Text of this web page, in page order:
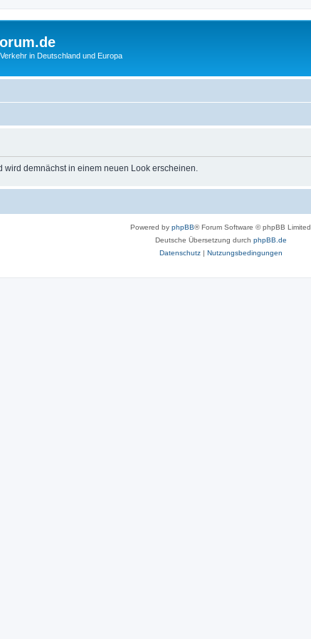
in Deutschland und Europa
demnächst in einem neuen Look erscheinen.
Powered by phpBB® Forum Software © phpBB Limited
Deutsche Übersetzung durch phpBB.de
Datenschutz| Nutzungsbedingungen